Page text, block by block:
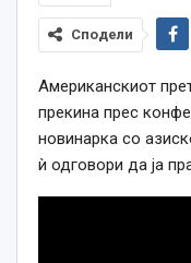
Сподели
Американскиот
прекина прес
новинарка со
ѝ одговори да ја